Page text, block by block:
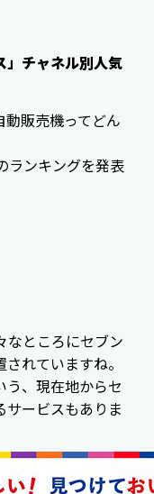
」チャネル別人気
動販売機ってどん
ランキングを発表
なところにセブン
れていますね。
う、現在地からセ
サービスもありま